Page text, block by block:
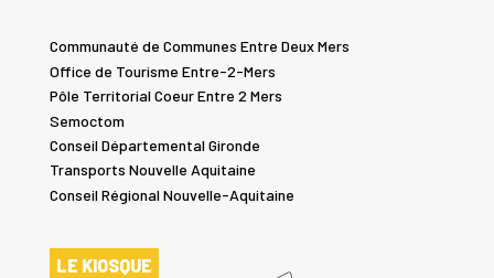
Communauté de Communes Entre Deux Mers
Office de Tourisme Entre-2-Mers
Pôle Territorial Coeur Entre 2 Mers
Semoctom
Conseil Départemental Gironde
Transports Nouvelle Aquitaine
Conseil Régional Nouvelle-Aquitaine
LE KIOSQUE